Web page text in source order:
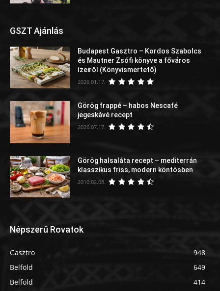
GSZT Ajánlás
Budapest Gasztro – Kordos Szabolcs
és Mautner Zsófi könyve a főváros
ízeiről (Könyvismertető)
2026.01.17.
Görög frappé – habos Nescafé
jegeskávé recept
2026.07.17.
Görög halsaláta recept – mediterrán
klasszikus friss, modern köntösben
2010.02.08.
Népszerű Rovatok
Gasztro
948
Belföld
649
Belföld
414